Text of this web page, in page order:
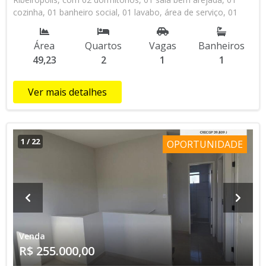
cozinha, 01 banheiro social, 01 lavabo, área de serviço, 01
vaga de garagem, excelente oportunidade para comprar e
realizar seu sonho de ter seu imóvel, não perca essa
oportunidade, agende uma visita com um dos nossos
corretores!
Área
49,23
Quartos
2
Vagas
1
Banheiros
1
Ver mais detalhes
1 /22 OPORTUNIDADE
Venda
R$ 255.000,00